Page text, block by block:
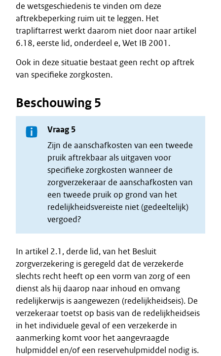
de wetsgeschiedenis te vinden om deze
aftrekbeperking ruim uit te leggen. Het
trapliftarrest werkt daarom niet door naar artikel
6.18, eerste lid, onderdeel e, Wet IB 2001.
Ook in deze situatie bestaat geen recht op aftrek
van specifieke zorgkosten.
Beschouwing 5
Vraag 5
Zijn de aanschafkosten van een tweede
pruik aftrekbaar als uitgaven voor
specifieke zorgkosten wanneer de
zorgverzekeraar de aanschafkosten van
een tweede pruik op grond van het
redelijkheidsvereiste niet (gedeeltelijk)
vergoed?
In artikel 2.1, derde lid, van het Besluit
zorgverzekering is geregeld dat de verzekerde
slechts recht heeft op een vorm van zorg of een
dienst als hij daarop naar inhoud en omvang
redelijkerwijs is aangewezen (redelijkheidseis). De
verzekeraar toetst op basis van de redelijkheidseis
in het individuele geval of een verzekerde in
aanmerking komt voor het aangevraagde
hulpmiddel en/of een reservehulpmiddel nodig is.